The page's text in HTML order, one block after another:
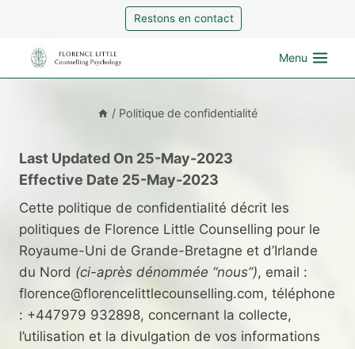
contenu
Restons en contact
Menu
/ Politique de confidentialité
Last Updated On 25-May-2023
Effective Date 25-May-2023
Cette politique de confidentialité décrit les
politiques de Florence Little Counselling pour le
Royaume-Uni de Grande-Bretagne et d’Irlande
du Nord (ci-après dénommée “nous”), email :
florence@florencelittlecounselling.com, téléphone
: +447979 932898, concernant la collecte,
l’utilisation et la divulgation de vos informations